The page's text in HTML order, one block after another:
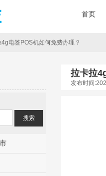
首页
电签POS机如何免费办理？
拉卡拉
发布时间